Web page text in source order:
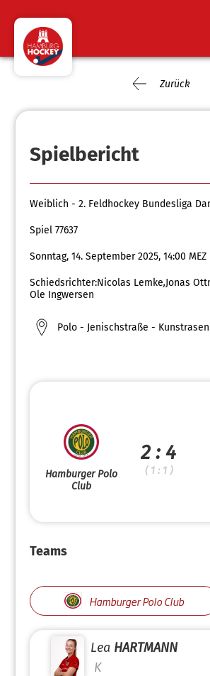
Zurück
Spielbericht
Weiblich - 2. Feldhockey Bundesliga
Spiel 77637
Sonntag, 14. September 2025, 14:00 MEZ
Schiedsrichter:Nicolas Lemke,Jonas
Ole Ingwersen
Polo - Jenischstraße - Kunstrasen
Hamburger Polo
Club
2 : 4
( 1 : 1 )
Teams
Hamburger Polo Club
Lea HARTMANN
K